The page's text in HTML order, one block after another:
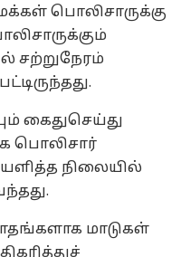
பொலிசாருக்கு
சற்றுநேரம்
கைதுசெய்து
பொலிசார்
நிலையில்
மாடுகள்